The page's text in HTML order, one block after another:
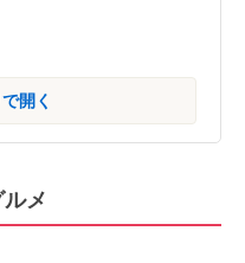
開く
メ